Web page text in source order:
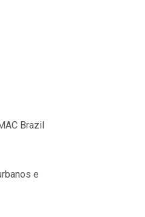
Brazil
e